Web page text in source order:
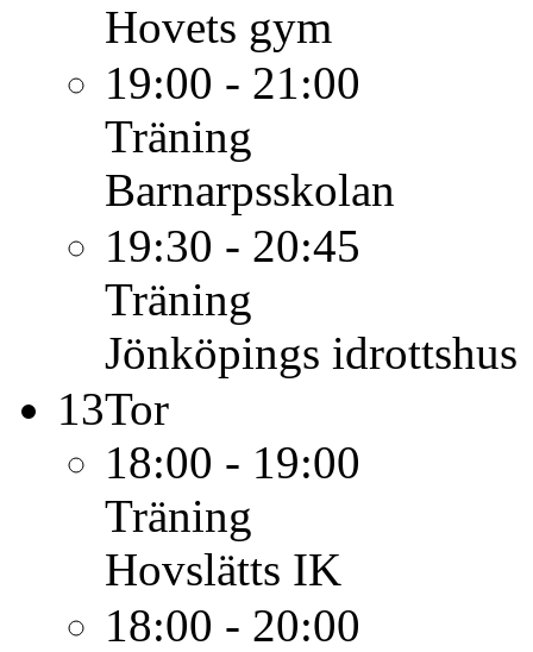
Hovets gym
19:00 - 21:00
Träning
Barnarpsskolan
19:30 - 20:45
Träning
Jönköpings idrottshus
13Tor
18:00 - 19:00
Träning
Hovslätts IK
18:00 - 20:00